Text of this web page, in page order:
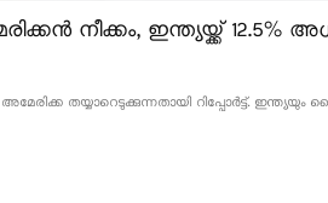
നീക്കം, ഇന്ത്യയ്ക്ക് 12.5%
തയ്യാറെടുക്കുന്നതായി റിപ്പോർട്ട്. ഇന്ത്യയും